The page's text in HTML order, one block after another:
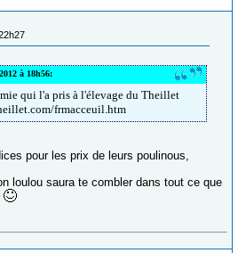
à 18h56:
qui l'a pris à l'élevage du Theillet
frmacceuil.htm
pour les prix de leurs poulinous,
loulou saura te combler dans tout ce que